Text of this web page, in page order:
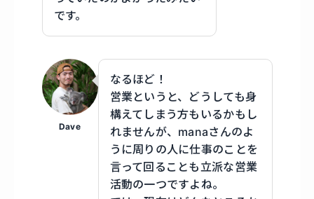
です。
Dave
なるほど！
営業というと、どうしても身
構えてしまう方もいるかもし
れませんが、manaさんのよ
うに周りの人に仕事のことを
言って回ることも立派な営業
活動の一つですよね。